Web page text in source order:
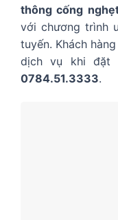
thông cống
với chương trình
tuyến. Khách
dịch vụ khi đặt
0784.51.3333.